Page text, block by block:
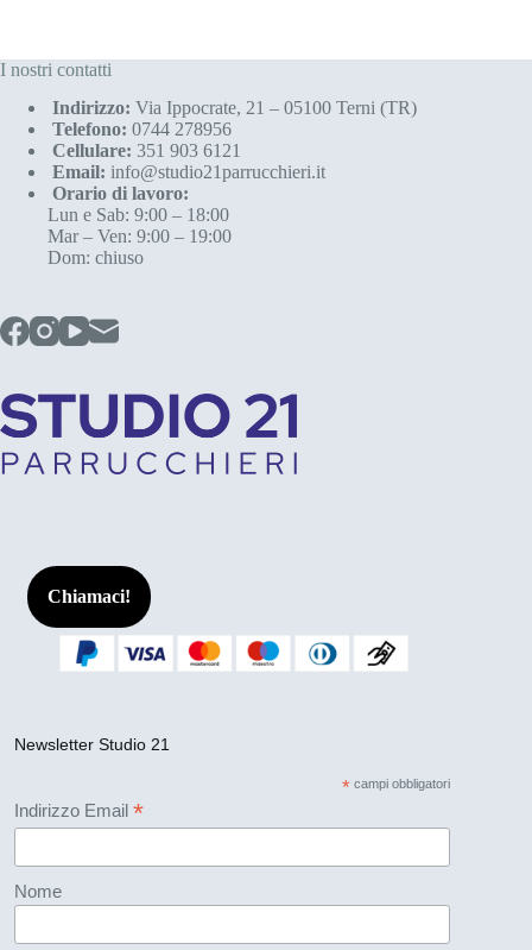
I nostri contatti
Indirizzo: Via Ippocrate, 21 – 05100 Terni (TR)
Telefono: 0744 278956
Cellulare: 351 903 6121
Email: info@studio21parrucchieri.it
Orario di lavoro:
Lun e Sab: 9:00 – 18:00
Mar – Ven: 9:00 – 19:00
Dom: chiuso
Chiamaci!
Newsletter Studio 21
*campi obbligatori
Indirizzo Email *
Nome